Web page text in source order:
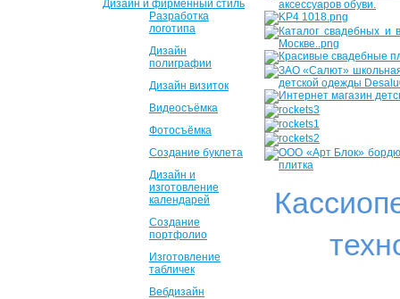
Дизайн и фирменный стиль
Разработка
логотипа
Дизайн
полиграфии
Дизайн визиток
Видеосъёмка
Фотосъёмка
Создание буклета
Дизайн и
изготовление
календарей
Создание
портфолио
Изготовление
табличек
Вебдизайн